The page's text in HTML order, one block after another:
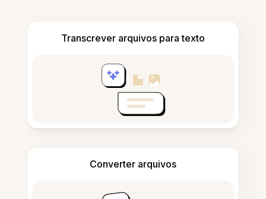
Transcrever arquivos para texto
Converter arquivos